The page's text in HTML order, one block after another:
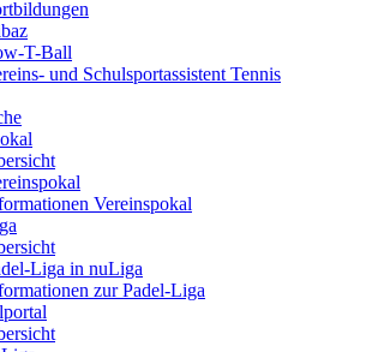
T-Ball
und Schulsportassistent Tennis
Vereinspokal
Liga in nuLiga
zur Padel-Liga